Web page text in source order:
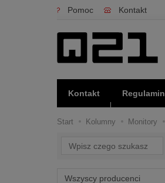
Pomoc Kontakt
Kontakt Regulamin
Start Kolumny Monitory
Wyszukaj